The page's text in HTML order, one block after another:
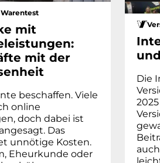
mit
mit der
beschaffen. Viele
online
doch dabei ist
Das
unnötige Kosten.
Eheur­kunde oder
Die